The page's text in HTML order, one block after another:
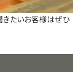
きたいお客様はぜひ